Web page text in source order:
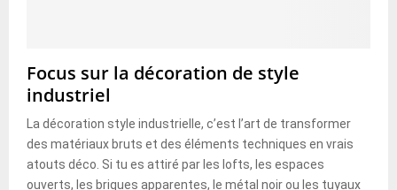
Focus sur la décoration de style
industriel
La décoration style industrielle, c’est l’art de transformer
des matériaux bruts et des éléments techniques en vrais
atouts déco. Si tu es attiré par les lofts, les espaces
ouverts, les briques apparentes, le métal noir ou les tuyaux